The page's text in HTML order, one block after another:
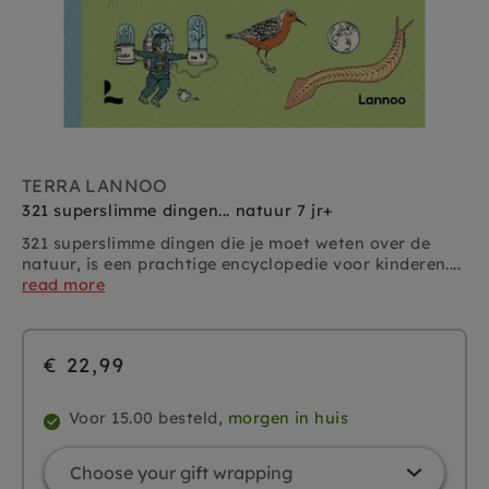
TERRA LANNOO
321 superslimme dingen... natuur 7 jr+
321 superslimme dingen die je moet weten over de
natuur, is een prachtige encyclopedie voor kinderen....
read more
€ 22,99
Voor 15.00 besteld, morgen in huis